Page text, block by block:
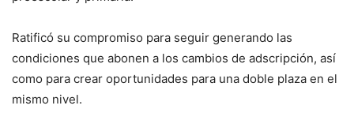
Ratificó su compromiso para seguir generando las
condiciones que abonen a los cambios de adscripción, así
como para crear oportunidades para una doble plaza en el
mismo nivel.